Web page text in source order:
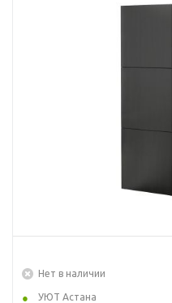
Нет в наличии
УЮТ Астана